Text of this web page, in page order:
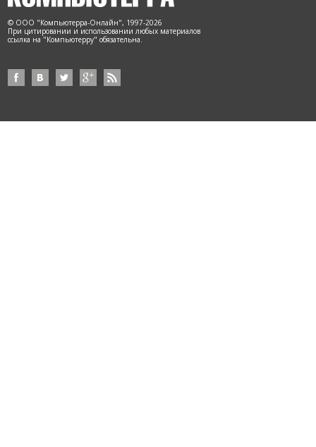
© ООО "Компьютерра-Онлайн", 1997-2026
При цитировании и использовании любых материалов
ссылка на "Компьютерру" обязательна.